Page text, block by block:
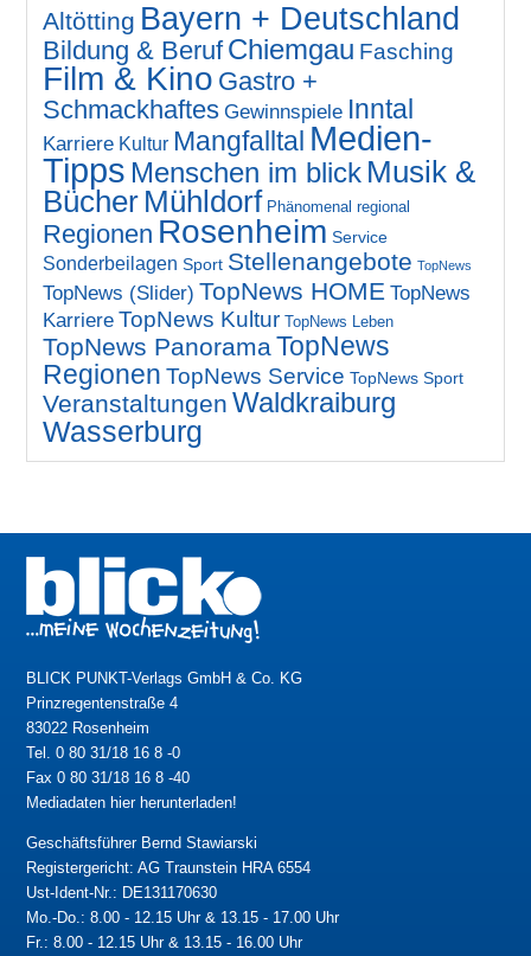
Altötting Bayern + Deutschland
Bildung & Beruf Chiemgau Fasching
Film & Kino Gastro +
Schmackhaftes Gewinnspiele Inntal
Karriere Kultur Mangfalltal Medien-
Tipps Menschen im blick Musik &
Bücher Mühldorf Phänomenal regional
Regionen Rosenheim Service
Sonderbeilagen Sport Stellenangebote TopNews
TopNews (Slider) TopNews HOME TopNews
Karriere TopNews Kultur TopNews Leben
TopNews PanoramaTopNews
Regionen TopNews Service TopNews Sport
Veranstaltungen Waldkraiburg
Wasserburg
BLICK PUNKT-Verlags GmbH & Co. KG
Prinzregentenstraße 4
83022 Rosenheim
Tel. 0 80 31/18 16 8 -0
Fax 0 80 31/18 16 8 -40
Mediadaten hier herunterladen!
Geschäftsführer Bernd Stawiarski
Registergericht: AG Traunstein HRA 6554
Ust-Ident-Nr.: DE131170630
Mo.-Do.: 8.00 - 12.15 Uhr & 13.15 - 17.00 Uhr
Fr.: 8.00 - 12.15 Uhr & 13.15 - 16.00 Uhr